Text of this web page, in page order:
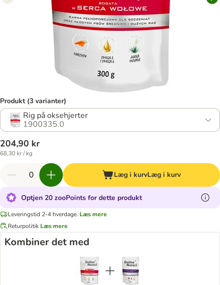
Produkt (3 varianter)
Rig på oksehjerter
1900335.0
204,90 kr
68,30 kr / kg
Læg i kurvLæg i kurv
Optjen 20 zooPoints for dette produkt
Leveringstid 2-4 hverdage. Læs mere
Returpolitik Læs mere
Kombiner det med